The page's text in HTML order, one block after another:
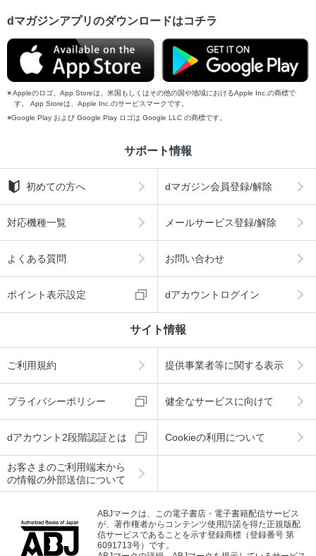
dマガジンアプリのダウンロードはコチラ
Appleのロゴ、App Storeは、米国もしくはその他の国や地域におけるApple Inc.の商標で
す。 App Storeは、Apple Inc.のサービスマークです。
Google Play および Google Play ロゴは Google LLC の商標です。
サポート情報
初めての方へ dマガジン会員登録/解除
対応機種一覧 メールサービス登録/解除
よくある質問 お問い合わせ
ポイント表示設定 dアカウントログイン
サイト情報
ご利用規約 提供事業者等に関する表示
プライバシーポリシー 健全なサービスに向けて
dアカウント2段階認証とは Cookieの利用について
お客さまのご利用端末から
の情報の外部送信について
ABJマークは、この電子書店・電子書籍配信サービス
が、著作権者からコンテンツ使用許諾を得た正規版配
信サービスであることを示す登録商標（登録番号 第
6091713号）です。